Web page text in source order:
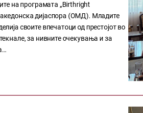
на програмата „Birthright
дијаспора (ОМД). Младите
своите впечатоци од престојот во
за нивните очекувања и за